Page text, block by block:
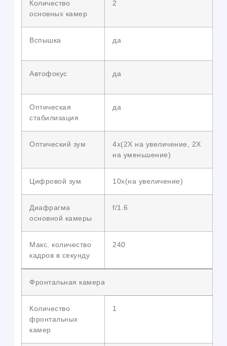
Количество
основных камер
2
Вспышка да
Автофокус да
Оптическая
стабилизация
да
Оптический зум
4x(2X на увеличение, 2X
на уменьшение)
Цифровой зум 10x(на увеличение)
Диафрагма
основной камеры
f/1.6
Макс. количество
кадров в секунду
240
Фронтальная камера
Количество
фронтальных
камер
1